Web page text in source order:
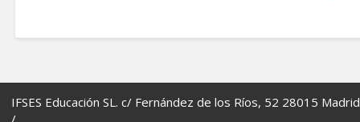
IFSES Educación SL. c/ Fernández de los Ríos, 52 28015